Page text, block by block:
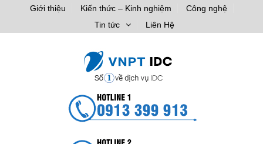
Giới thiệu Kiến thức – Kinh nghiệm
Công nghệ
Tin tức
Liên Hệ